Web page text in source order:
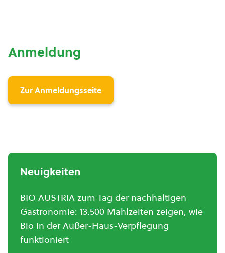
Anmeldung
Zur Anmeldungsseite
Neuigkeiten
BIO AUSTRIA zum Tag der nachhaltigen
Gastronomie: 13.500 Mahlzeiten zeigen, wie
Bio in der Außer-Haus-Verpflegung
funktioniert